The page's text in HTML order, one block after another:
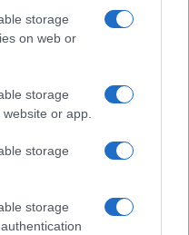
storage
on web or
storage
or app.
storage
storage
des investissements